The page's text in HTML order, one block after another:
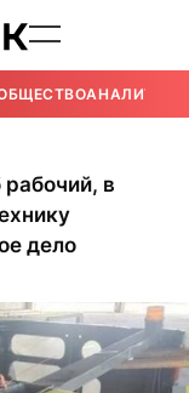
АНАЛИТИКА
в
дело